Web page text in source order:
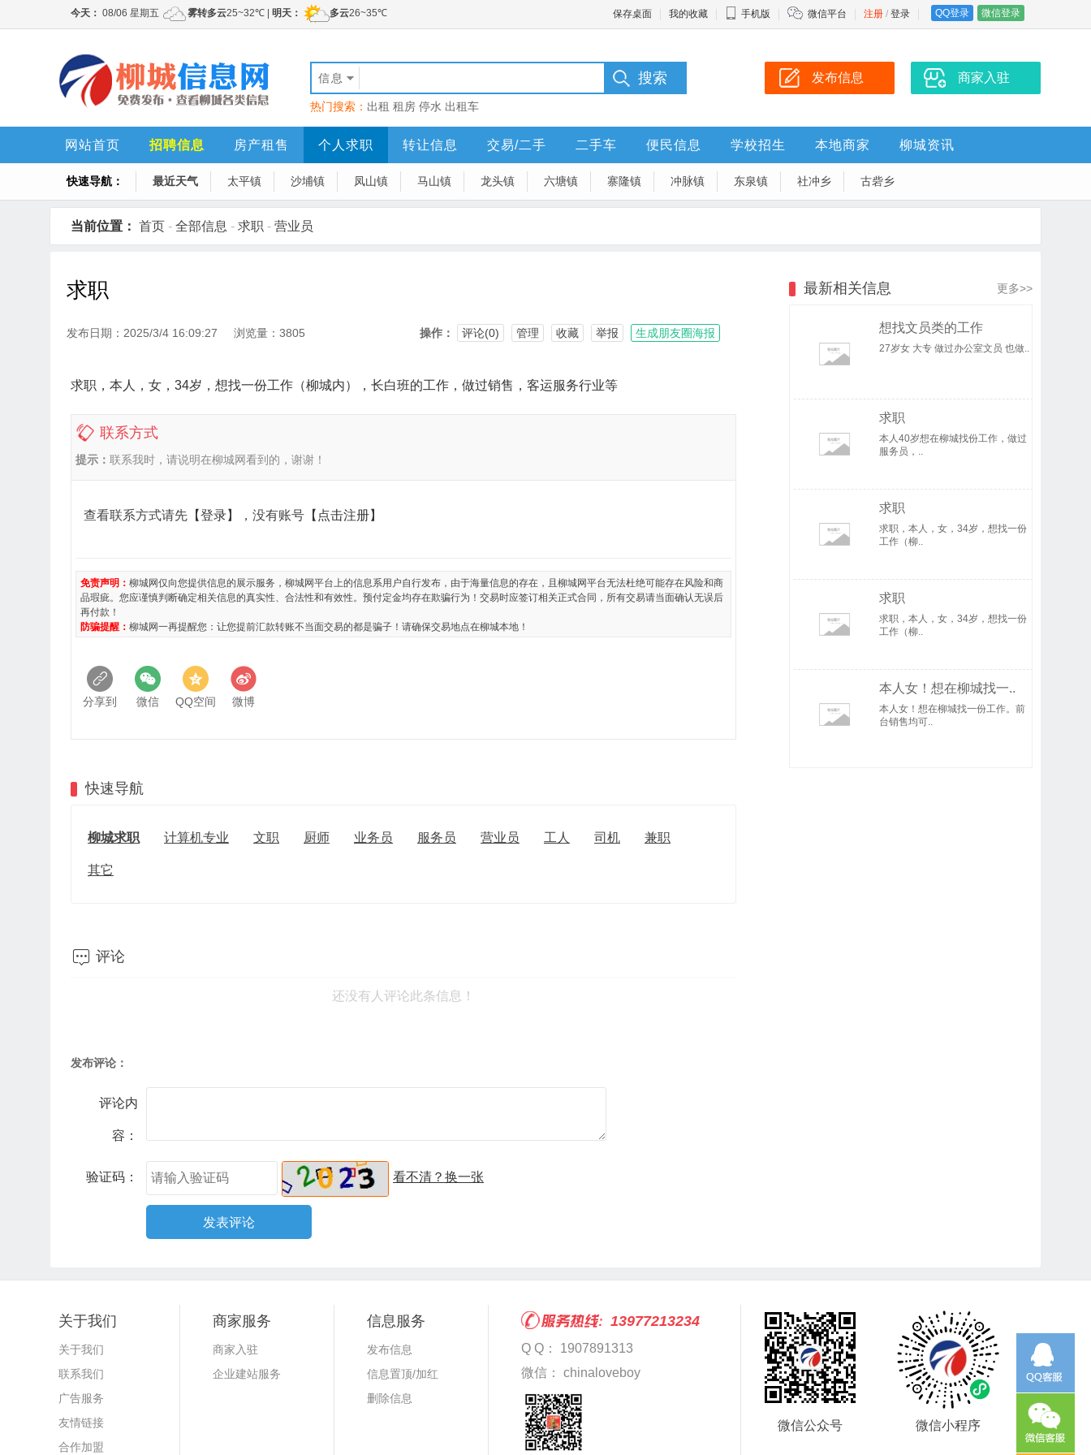
保存桌面 我的收藏 手机版 微信平台 注册 / 登录 QQ登录 微信登录
信息
热门搜索： 出租 租房 停水 出租车
发布信息 商家入驻
网站首页 招聘信息 房产租售 个人求职 转让信息 交易/二手 二手车 便民信息 学校招生 本地商家 柳城资讯
快速导航： 最近天气 太平镇 沙埔镇 凤山镇 马山镇 龙头镇 六塘镇 寨隆镇 冲脉镇 东泉镇 社冲乡 古砦乡
当前位置： 首页 - 全部信息 - 求职 - 营业员
求职
发布日期：2025/3/4 16:09:27 浏览量：3805 操作： 评论(0) 管理 收藏 举报 生成朋友圈海报
求职，本人，女，34岁，想找一份工作（柳城内），长白班的工作，做过销售，客运服务行业等
联系方式
提示： 联系我时，请说明在柳城网看到的，谢谢！
查看联系方式请先 【登录】 ，没有账号 【点击注册】
免责声明： 柳城网仅向您提供信息的展示服务，柳城网平台上的信息系用户自行发布，由于海量信息的存在，且柳城网平台无法杜绝可能存在风险和商
品瑕疵。您应谨慎判断确定相关信息的真实性、合法性和有效性。预付定金均存在欺骗行为！交易时应签订相关正式合同，所有交易请当面确认无误后
再付款！
防骗提醒： 柳城网一再提醒您：让您提前汇款转账不当面交易的都是骗子！请确保交易地点在柳城本地！
分享到 微信 QQ空间 微博
快速导航
柳城求职 计算机专业 文职 厨师 业务员 服务员 营业员 工人 司机 兼职
其它
 评论
还没有人评论此条信息！
发布评论：
评论内
容：
验证码： 看不清？换一张
最新相关信息 更多>>
想找文员类的工作
27岁女 大专 做过办公室文员 也做..
求职
本人40岁想在柳城找份工作，做过
服务员，..
求职
求职，本人，女，34岁，想找一份
工作（柳..
求职
求职，本人，女，34岁，想找一份
工作（柳..
本人女！想在柳城找一..
本人女！想在柳城找一份工作。前
台销售均可..
关于我们
关于我们
联系我们
广告服务
友情链接
合作加盟
商家服务
商家入驻
企业建站服务
信息服务
发布信息
信息置顶/加红
删除信息
13977213234
Q Q： 1907891313
微信： chinaloveboy
微信公众号 微信小程序